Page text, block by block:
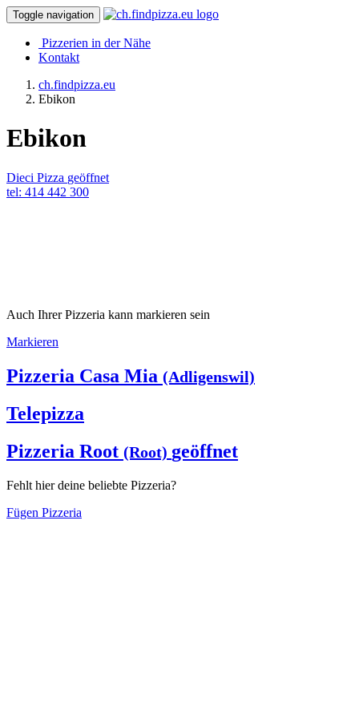
Toggle navigation
Pizzerien in der Nähe
Kontakt
ch.findpizza.eu
Ebikon
Ebikon
Dieci Pizza geöffnet
tel: 414 442 300
Auch Ihrer Pizzeria kann markieren sein
Markieren
Pizzeria Casa Mia (Adligenswil)
Telepizza
Pizzeria Root (Root) geöffnet
Fehlt hier deine beliebte Pizzeria?
Fügen Pizzeria